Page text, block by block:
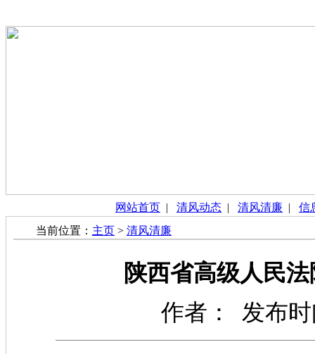
网站首页 | 清风动态 | 清风清廉 | 信
当前位置： 主页 > 清风清廉
陕西省高级人民
作者： 发布时